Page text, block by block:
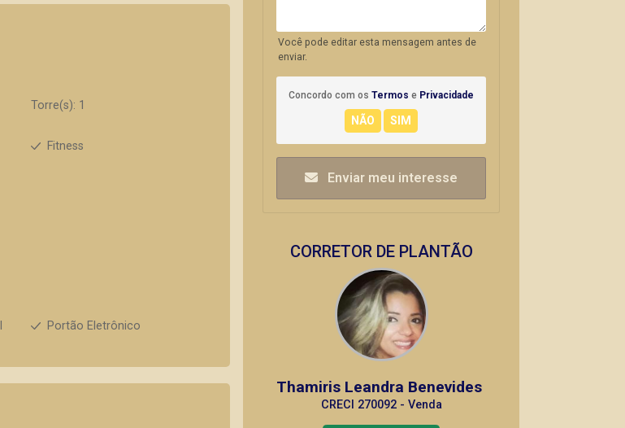
Torre(s): 1
Fitness
Portão Eletrônico
Você pode editar esta mensagem antes de
enviar.
Concordo com os Termos e Privacidade
Enviar meu interesse
CORRETOR DE PLANTÃO
Thamiris Leandra Benevides
CRECI 270092 - Venda